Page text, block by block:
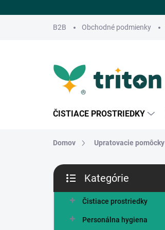
na
B2B Obchodné podmienky
ČISTIACE PROSTRIEDKY
Domov Upratovacie pomôcky
B
č
kategórie
Kategórie
Čistiace prostriedky
Personálna hygiena